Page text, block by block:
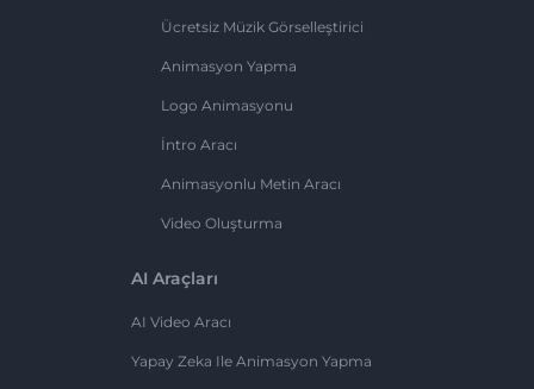
Ücretsiz Müzik Görselleştirici
Animasyon Yapma
Logo Animasyonu
İntro Aracı
Animasyonlu Metin Aracı
Video Oluşturma
AI Araçları
AI Video Aracı
Yapay Zeka Ile Animasyon Yapma